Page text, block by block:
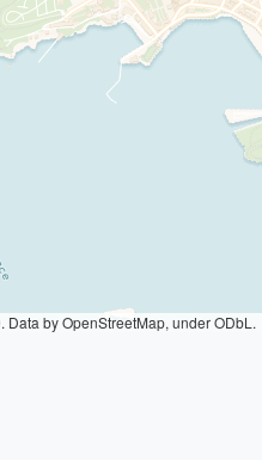
Data by OpenStreetMap, under ODbL.